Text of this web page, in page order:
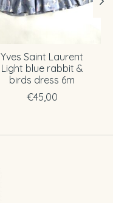
Yves Saint Laurent
Light blue rabbit &
birds dress 6m
€45,00